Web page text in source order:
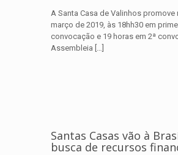
A Santa Casa de Valinhos promove
março de 2019, às 18hh30 em
convocação e 19 horas em 2ª
Assembleia […]
Santas Casas vão à
busca de recursos